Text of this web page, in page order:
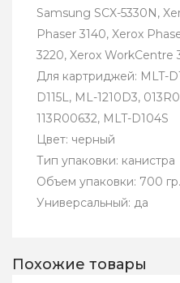
Samsung SCX-5330N,
Phaser 3140, Xerox
3220, Xerox WorkCentre
Для картриджей: MLT-
D115L, ML-1210D3,
113R00632, MLT-D104S
Цвет: черный
Тип упаковки: канистра
Объем упаковки: 700 гр.
Универсальный: да
Похожие товары